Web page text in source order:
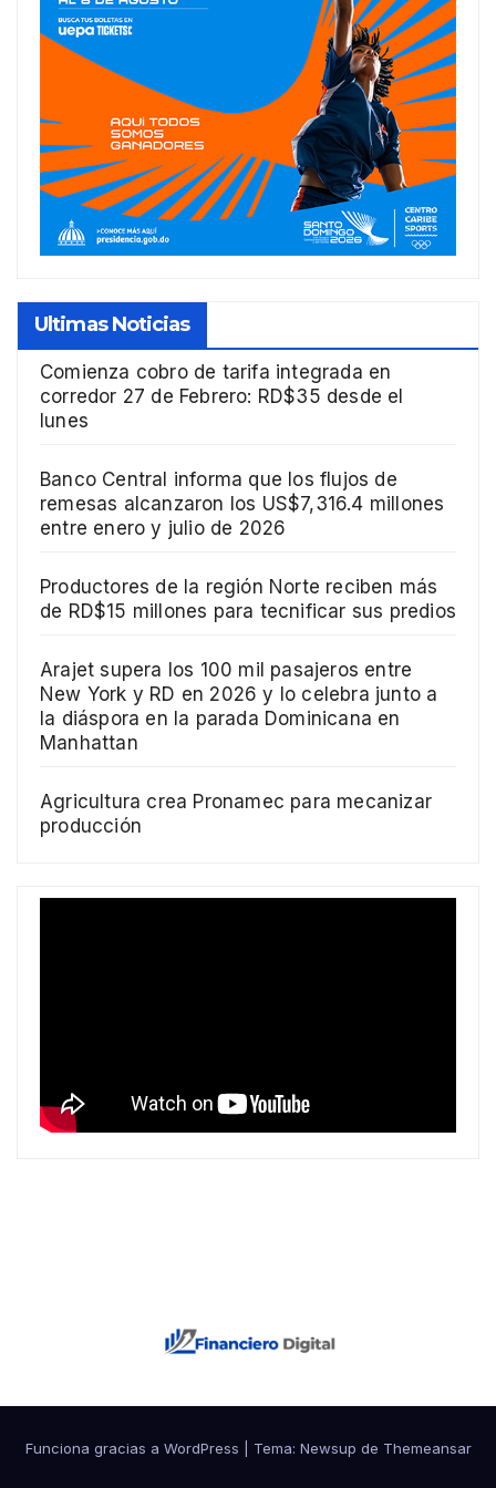
Ultimas Noticias
Comienza cobro de tarifa integrada en
corredor 27 de Febrero: RD$35 desde el
lunes
Banco Central informa que los flujos de
remesas alcanzaron los US$7,316.4 millones
entre enero y julio de 2026
Productores de la región Norte reciben más
de RD$15 millones para tecnificar sus predios
Arajet supera los 100 mil pasajeros entre
New York y RD en 2026 y lo celebra junto a
la diáspora en la parada Dominicana en
Manhattan
Agricultura crea Pronamec para mecanizar
producción
Funciona gracias a WordPress Tema: Newsup de Themeansar